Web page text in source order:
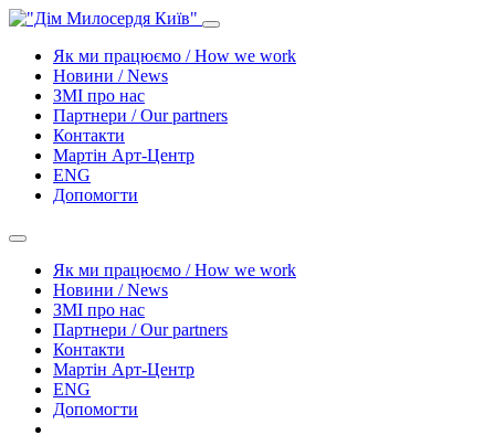
Як ми працюємо / How we work
Новини / News
ЗМІ про нас
Партнери / Our partners
Контакти
Mартін Арт-Центр
ENG
Допомогти
Як ми працюємо / How we work
Новини / News
ЗМІ про нас
Партнери / Our partners
Контакти
Mартін Арт-Центр
ENG
Допомогти